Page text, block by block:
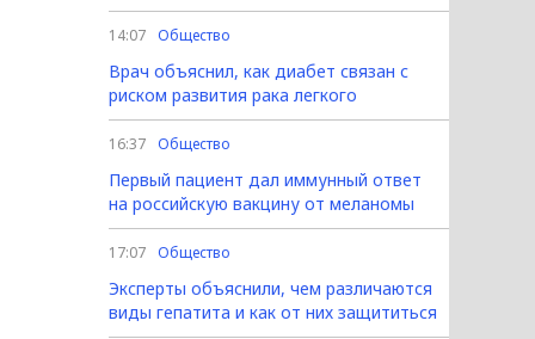
14:07 Общество
Врач объяснил, как диабет связан с
риском развития рака легкого
16:37 Общество
Первый пациент дал иммунный ответ
на российскую вакцину от меланомы
17:07 Общество
Эксперты объяснили, чем различаются
виды гепатита и как от них защититься